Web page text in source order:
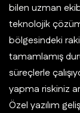
bilen uzman
teknolojik
bölgesindeki
tamamlamış
süreçlerle
yapma riskiniz
Özel yazılım